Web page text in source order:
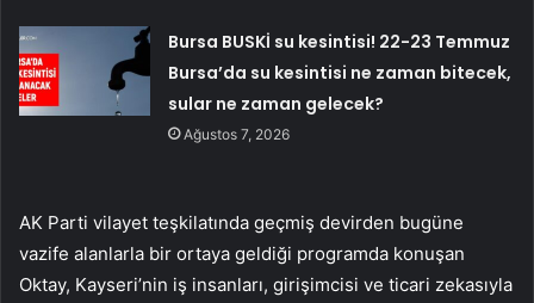
Bursa BUSKİ su kesintisi! 22-23 Temmuz
Bursa’da su kesintisi ne zaman bitecek,
sular ne zaman gelecek?
Ağustos 7, 2026
AK Parti vilayet teşkilatında geçmiş devirden bugüne
vazife alanlarla bir ortaya geldiği programda konuşan
Oktay, Kayseri’nin iş insanları, girişimcisi ve ticari zekasıyla